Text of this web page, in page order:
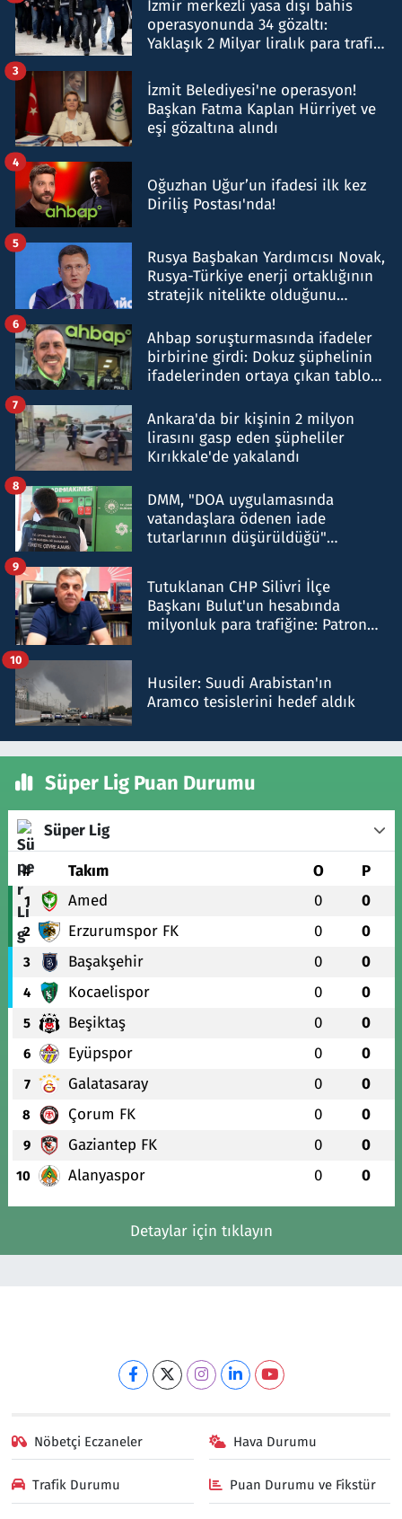
İzmir merkezli yasa dışı bahis
operasyonunda 34 gözaltı:
Yaklaşık 2 Milyar liralık para trafiği
İzmit Belediyesi'ne operasyon!
Başkan Fatma Kaplan Hürriyet ve
eşi gözaltına alındı
3
Oğuzhan Uğur’un ifadesi ilk kez
Diriliş Postası'nda!
4
Rusya Başbakan Yardımcısı Novak,
Rusya-Türkiye enerji ortaklığının
stratejik nitelikte olduğunu
5
Ahbap soruşturmasında ifadeler
birbirine girdi: Dokuz şüphelinin
ifadelerinden ortaya çıkan tablo
6
Ankara'da bir kişinin 2 milyon
lirasını gasp eden şüpheliler
Kırıkkale'de yakalandı
7
DMM, "DOA uygulamasında
vatandaşlara ödenen iade
tutarlarının düşürüldüğü"
8
Tutuklanan CHP Silivri İlçe
Başkanı Bulut'un hesabında
milyonluk para trafiğine: Patron
9
Husiler: Suudi Arabistan'ın
Aramco tesislerini hedef aldık
10
Süper Lig Puan Durumu
Süper Lig
# Takım O P
1 Amed 0 0
2 Erzurumspor FK 0 0
3 Başakşehir 0 0
4 Kocaelispor 0 0
5 Beşiktaş 0 0
6 Eyüpspor 0 0
7 Galatasaray 0 0
8 Çorum FK 0 0
9 Gaziantep FK 0 0
10 Alanyaspor 0 0
Detaylar için tıklayın
Nöbetçi Eczaneler Hava Durumu
Trafik Durumu Puan Durumu ve Fikstür